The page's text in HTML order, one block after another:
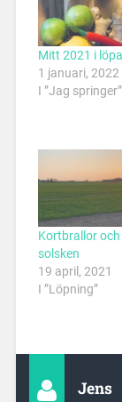
Mitt 2021 i
1 januari, 2022
I ”Jag springer”
Kortbrallor
solsken
19 april, 2021
I ”Löpning”
Jens